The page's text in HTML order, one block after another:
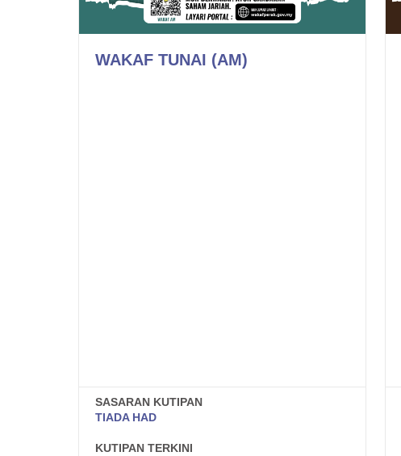
WAKAF TUNAI (AM)
SASARAN KUTIPAN
TIADA HAD
KUTIPAN TERKINI